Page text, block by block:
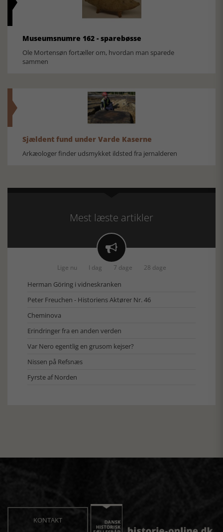
Museumsnumre 162 - sparebøsse
Ole Mortensøn fortæller om, hvordan man sparede
sammen
Sjældent fund under Varde Kaserne
Arkæologer finder udsmykket ildsted fra jernalderen
Mest læste artikler

Lige nu I dag 7 dage 28 dage
Herman Göring i vidneskranken
Peter Freuchen - Historiens Aktører Nr. 46
Cheminova
Erindringer fra en anden verden
Var Nero egentlig en grusom kejser?
Nissen på Refsnæs
Fyrste af Norden
KONTAKT